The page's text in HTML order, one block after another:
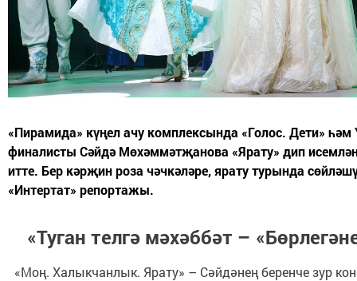
«Пирамида» күңел ачу комплексында «Голос. Дети»
финалисты Сәйдә Мөхәммәтҗанова «Ярату» дип
итте. Бер кәрҗин роза чәчкәләре, ярату турында
«Интертат» репортажы.
«Туган телгә мәхәббәт –
«Моң. Халыкчанлык. Ярату» – Сәйдәнең беренче зур